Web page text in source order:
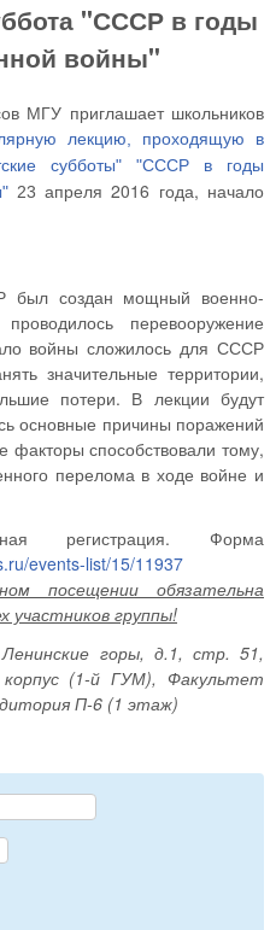
"СССР в годы
войны"
МГУ приглашает школьников
ю лекцию, проходящую в
субботы" "СССР в годы
23 апреля 2016 года, начало
был создан мощный военно-
перевооружение
войны сложилось для СССР
значительные территории,
потери. В лекции будут
основные причины поражений
факторы способствовали тому,
перелома в ходе войне и
регистрация. Форма
events-list/15/11937
посещении обязательна
участников группы!
горы, д.1, стр. 51,
(1-й ГУМ), Факультет
П-6 (1 этаж)